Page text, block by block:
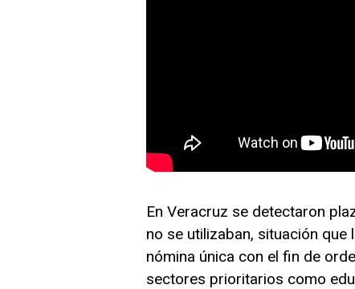
En Veracruz se detectaron
no se utilizaban, situación que
nómina única con el fin de
sectores prioritarios como